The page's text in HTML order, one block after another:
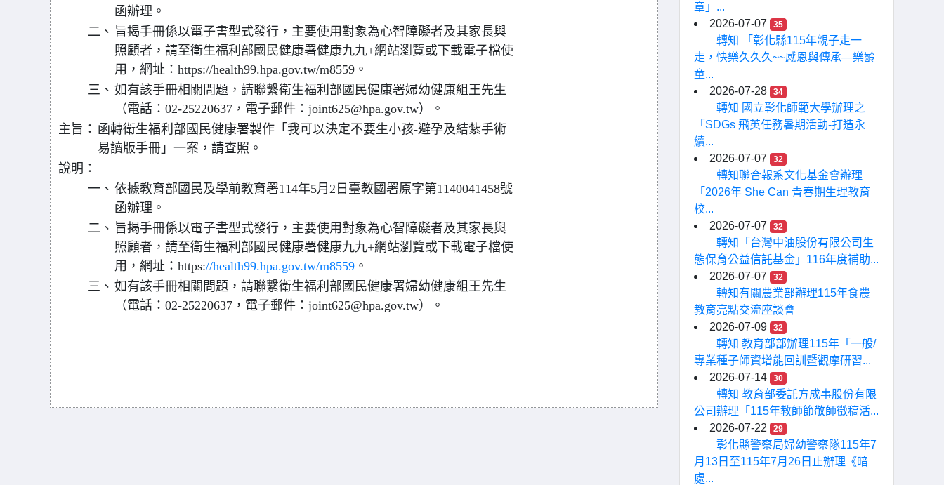
函辦理。
二、 旨揭手冊係以電子書型式發行，主要使用對象為心智障礙者及其家長與
照顧者，請至衛生福利部國民健康署健康九九+網站瀏覽或下載電子檔使
用，網址：https://health99.hpa.gov.tw/m8559。
三、 如有該手冊相關問題，請聯繫衛生福利部國民健康署婦幼健康組王先生
（電話：02-25220637，電子郵件：joint625@hpa.gov.tw）。
主旨： 函轉衛生福利部國民健康署製作「我可以決定不要生小孩-避孕及結紮手術
易讀版手冊」一案，請查照。
說明：
一、 依據教育部國民及學前教育署114年5月2日臺教國署原字第1140041458號
函辦理。
二、 旨揭手冊係以電子書型式發行，主要使用對象為心智障礙者及其家長與
照顧者，請至衛生福利部國民健康署健康九九+網站瀏覽或下載電子檔使
用，網址：https://health99.hpa.gov.tw/m8559 。
三、 如有該手冊相關問題，請聯繫衛生福利部國民健康署婦幼健康組王先生
（電話：02-25220637，電子郵件：joint625@hpa.gov.tw）。
章」...
2026-07-07
35
轉知 「彰化縣115年親子走一
走，快樂久久久~~感恩與傳承—樂齡
童...
2026-07-28
34
轉知 國立彰化師範大學辦理之
「SDGs 飛英任務暑期活動-打造永
續...
2026-07-07
32
轉知聯合報系文化基金會辦理
「2026年 She Can 青春期生理教育
校...
2026-07-07
32
轉知「台灣中油股份有限公司生
態保育公益信託基金」116年度補助...
2026-07-07
32
轉知有關農業部辦理115年食農
教育亮點交流座談會
2026-07-09
32
轉知 教育部部辦理115年「一般/
專業種子師資增能回訓暨觀摩研習...
2026-07-14
30
轉知 教育部委託方成事股份有限
公司辦理「115年教師節敬師徵稿活...
2026-07-22
29
彰化縣警察局婦幼警察隊115年7
月13日至115年7月26日止辦理《暗
處...